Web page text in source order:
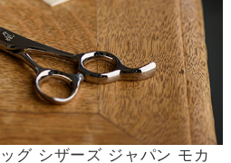
グ シザーズ ジャパン モカ